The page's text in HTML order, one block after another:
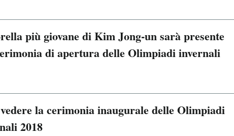
più giovane di Kim Jong-un sarà presente
di apertura delle Olimpiadi invernali
la cerimonia inaugurale delle Olimpiadi
2018